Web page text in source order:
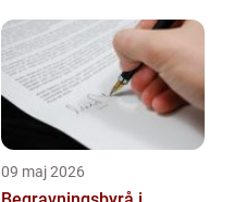
09 maj 2026